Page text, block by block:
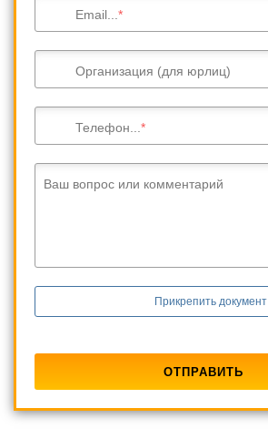
Email...
Организация (для юрлиц)
Телефон...
Ваш вопрос или комментарий
Прикрепить документ